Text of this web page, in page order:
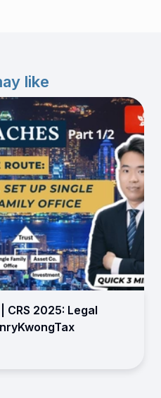
like
2025: Legal